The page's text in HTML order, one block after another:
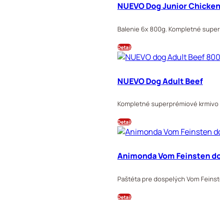
NUEVO Dog Junior
Balenie 6x 800g. Kompletné
Detail
NUEVO Dog Adult Beef
Kompletné superprémiové
Detail
Animonda Vom Feinsten
Paštéta pre dospelých Vom
Detail